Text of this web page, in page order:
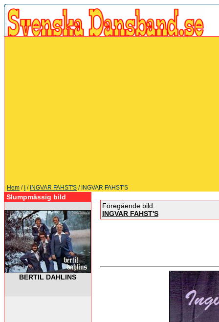
Hem / / INGVAR FAHST'S / INGVAR FAHST'S
Slumpmässig bild
BERTIL DAHLINS
Föregående bild:
INGVAR FAHST'S